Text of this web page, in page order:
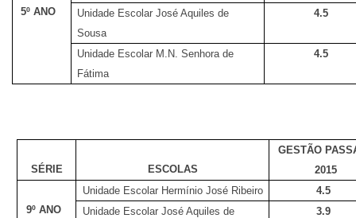
5º ANO
Unidade Escolar José Aquiles de
Sousa
4.5
Unidade Escolar M.N. Senhora de
Fátima
4.5
SÉRIE ESCOLAS
GESTÃO
2015
9º ANO
Unidade Escolar Hermínio José Ribeiro
4.5
Unidade Escolar José Aquiles de
3.9